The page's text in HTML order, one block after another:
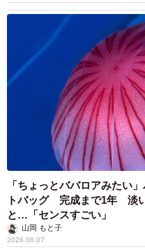
「ちょっとババロアみたい
トバッグ 完成まで1年 淡
と…「センスすごい」
山岡 もと子
2026.08.07